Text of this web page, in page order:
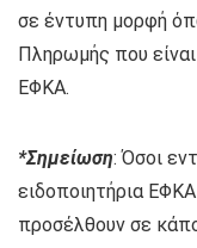
σε έντυπη μορφή
Πληρωμής που
ΕΦΚΑ.
*Σημείωση: Όσοι
ειδοποιητήρια
προσέλθουν σε